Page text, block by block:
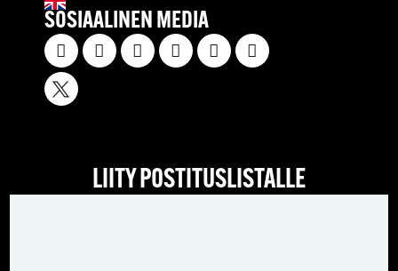
SOSIAALINEN MEDIA
LIITY POSTITUSLISTALLE